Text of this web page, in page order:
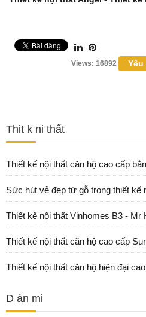
Views: 16892
Thit k ni thất
Thiết kế nội thất căn hộ cao cấp
Sức hút vẻ đẹp từ gỗ trong thiết kế
Thiết kế nội thất Vinhomes B3 - Mr
Thiết kế nội thất căn hộ cao cấp
Thiết kế nội thất căn hộ hiện đại
D án mi